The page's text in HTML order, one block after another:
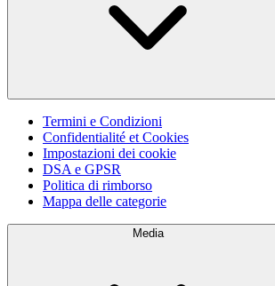
Termini e Condizioni
Confidentialité et Cookies
Impostazioni dei cookie
DSA e GPSR
Politica di rimborso
Mappa delle categorie
Media